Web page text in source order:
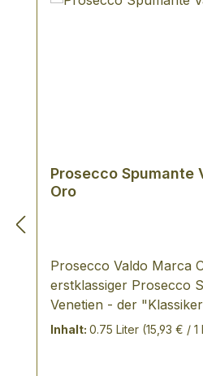
Prosecco Spumante
Oro
Prosecco Valdo Marca
erstklassiger Prosecco
Venetien - der
Prosecchi, trocken und
Inhalt: 0.75 Liter (15,93 € / 1